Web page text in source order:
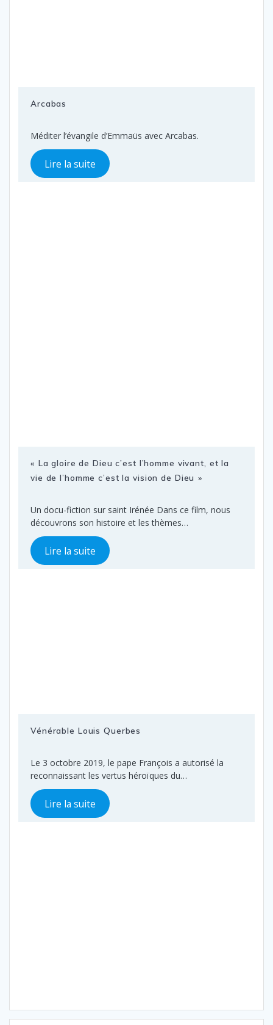
Arcabas
Méditer l’évangile d’Emmaüs avec Arcabas.
Lire la suite
« La gloire de Dieu c’est l’homme vivant, et la
vie de l’homme c’est la vision de Dieu »
Un docu-fiction sur saint Irénée Dans ce film, nous
découvrons son histoire et les thèmes…
Lire la suite
Vénérable Louis Querbes
Le 3 octobre 2019, le pape François a autorisé la
reconnaissant les vertus héroïques du…
Lire la suite